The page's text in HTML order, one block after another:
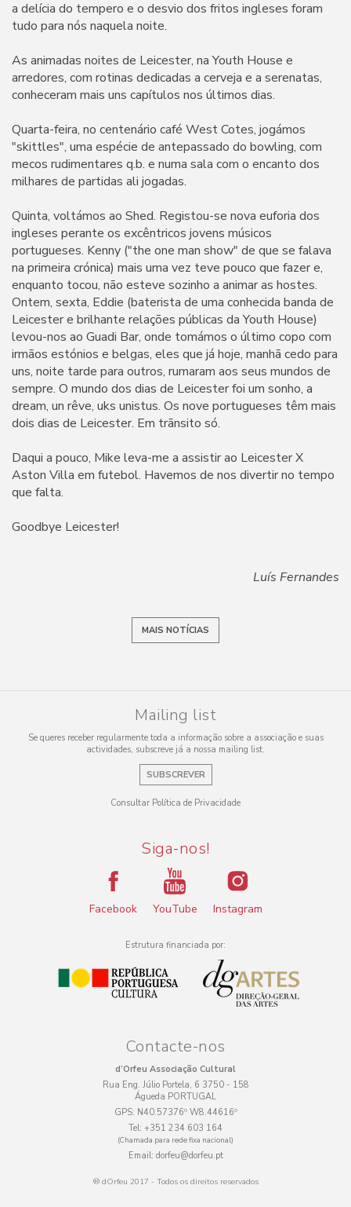
a delícia do tempero e o desvio dos fritos ingleses foram
tudo para nós naquela noite.
As animadas noites de Leicester, na Youth House e
arredores, com rotinas dedicadas a cerveja e a serenatas,
conheceram mais uns capítulos nos últimos dias.
Quarta-feira, no centenário café West Cotes, jogámos
"skittles", uma espécie de antepassado do bowling, com
mecos rudimentares q.b. e numa sala com o encanto dos
milhares de partidas ali jogadas.
Quinta, voltámos ao Shed. Registou-se nova euforia dos
ingleses perante os excêntricos jovens músicos
portugueses. Kenny ("the one man show" de que se falava
na primeira crónica) mais uma vez teve pouco que fazer e,
enquanto tocou, não esteve sozinho a animar as hostes.
Ontem, sexta, Eddie (baterista de uma conhecida banda de
Leicester e brilhante relações públicas da Youth House)
levou-nos ao Guadi Bar, onde tomámos o último copo com
irmãos estónios e belgas, eles que já hoje, manhã cedo para
uns, noite tarde para outros, rumaram aos seus mundos de
sempre. O mundo dos dias de Leicester foi um sonho, a
dream, un rêve, uks unistus. Os nove portugueses têm mais
dois dias de Leicester. Em trãnsito só.
Daqui a pouco, Mike leva-me a assistir ao Leicester X
Aston Villa em futebol. Havemos de nos divertir no tempo
que falta.
Goodbye Leicester!
Luís Fernandes
MAIS NOTÍCIAS
Mailing list
Se queres receber regularmente toda a informação sobre a associação e suas
actividades, subscreve já a nossa mailing list.
SUBSCREVER
Consultar Política de Privacidade
Siga-nos!
Facebook YouTube Instagram
Estrutura financiada por:
Contacte-nos
d’Orfeu Associação Cultural
Rua Eng. Júlio Portela, 6 3750 - 158
Águeda PORTUGAL
GPS: N40.57376º W8.44616º
Tel: +351 234 603 164
(Chamada para rede fixa nacional)
Email: dorfeu@dorfeu.pt
® dOrfeu 2017 - Todos os direitos reservados